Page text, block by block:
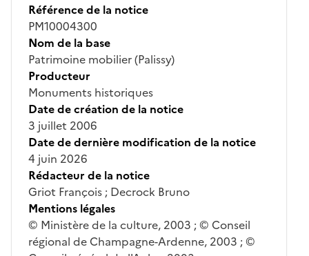
Référence de la notice
PM10004300
Nom de la base
Patrimoine mobilier (Palissy)
Producteur
Monuments historiques
Date de création de la notice
3 juillet 2006
Date de dernière modification de la notice
4 juin 2026
Rédacteur de la notice
Griot François ; Decrock Bruno
Mentions légales
© Ministère de la culture, 2003 ; © Conseil
régional de Champagne-Ardenne, 2003 ; ©